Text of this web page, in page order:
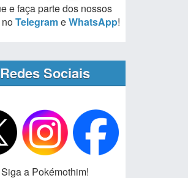
e faça parte dos nossos
TelegrameWhatsApp!
Redes Sociais
Siga a Pokémothim!